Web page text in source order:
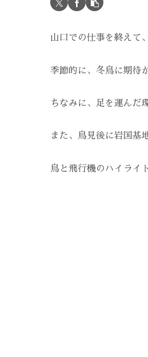
山口での仕事を終えて
季節的に、冬鳥に期待
ちなみに、足を運んだ
また、鳥見後に岩国基
鳥と飛行機のハイライ